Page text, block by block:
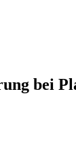
bei